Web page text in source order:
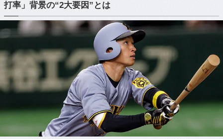
打率」背景の“2大要因”とは